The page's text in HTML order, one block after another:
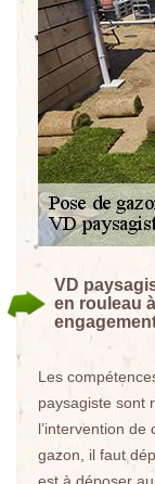
VD
en rouleau
Les
paysagiste sont
l’intervention
gazon, il faut